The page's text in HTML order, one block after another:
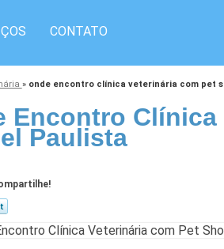
CONTATO
» onde encontro clínica veterinária com pet
Encontro Clínica
Paulista